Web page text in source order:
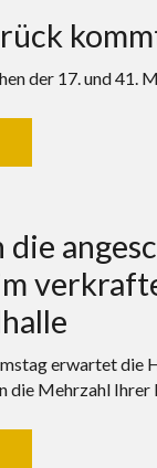
der 17. und 41.
erwartet die
die Mehrzahl Ihrer